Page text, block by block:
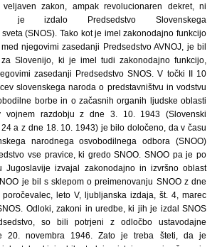
zakon, ampak revolucionaren dekret, ni
je izdalo Predsedstvo Slovenskega
(SNOS). Tako kot je imel zakonodajno funkcijo
njegovimi zasedanji Predsedstvo AVNOJ, je bil
Slovenijo, ki je imel tudi zakonodajno funkcijo,
zasedanji Predsedstvo SNOS. V točki II 10
slovenskega naroda o predstavništvu in vodstvu
borbe in o začasnih organih ljudske oblasti
vojnem razdobju z dne 3. 10. 1943 (Slovenski
a z dne 18. 10. 1943) je bilo določeno, da v času
narodnega osvobodilnega odbora (SNOO)
vse pravice, ki gredo SNOO. SNOO pa je po
izvajal zakonodajno in izvršno oblast
je bil s sklepom o preimenovanju SNOO z dne
leto V, ljubljanska izdaja, št. 4, marec
Odloki, zakoni in uredbe, ki jih je izdal SNOS
so bili potrjeni z odločbo ustavodajne
20. novembra 1946. Zato je treba šteti, da je